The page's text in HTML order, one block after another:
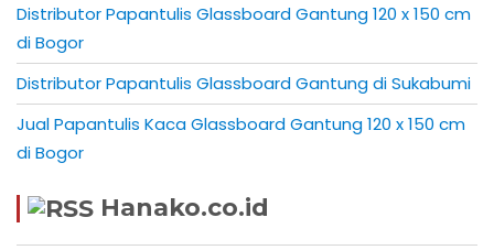
Distributor Papantulis Glassboard Gantung 120 x 150 cm
di Bogor
Distributor Papantulis Glassboard Gantung di Sukabumi
Jual Papantulis Kaca Glassboard Gantung 120 x 150 cm
di Bogor
Hanako.co.id